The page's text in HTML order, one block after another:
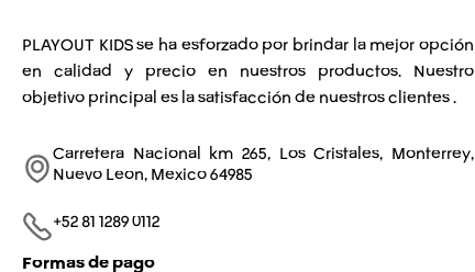
PLAYOUT KIDS se ha esforzado por brindar la mejor opción
en calidad y precio en nuestros productos. Nuestro
objetivo principal es la satisfacción de nuestros clientes .
Carretera Nacional km 265, Los Cristales, Monterrey,
Nuevo Leon, Mexico 64985
+52 81 1289 0112​
Formas de pago